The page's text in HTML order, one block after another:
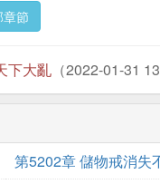
節
下大亂（2022-01-31
第5202章 儲物戒消失